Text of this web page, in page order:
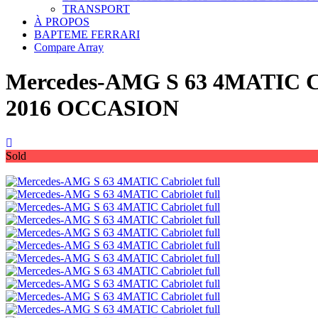
TRANSPORT
À PROPOS
BAPTEME FERRARI
Compare Array
Mercedes-AMG S 63 4MATIC
2016 OCCASION
Sold